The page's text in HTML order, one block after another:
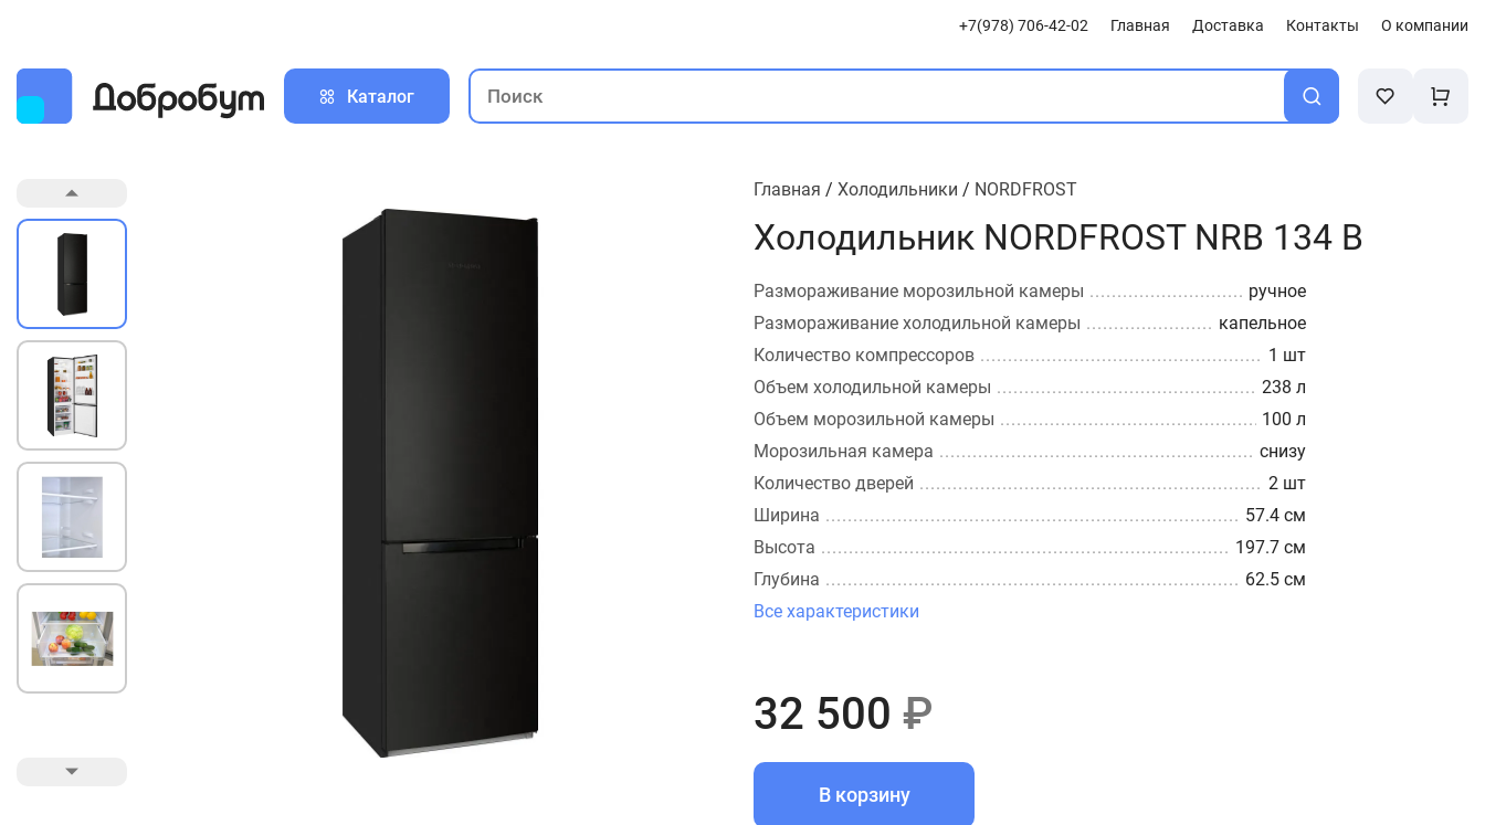
+7(978) 706-42-02 Главная Доставка Контакты О компании
Каталог
Главная / Холодильники / NORDFROST
Холодильник NORDFROST NRB 134 B
Размораживание морозильной камеры
ручное
Размораживание холодильной камеры
капельное
Количество компрессоров
1 шт
Объем холодильной камеры
238 л
Объем морозильной камеры
100 л
Морозильная камера
снизу
Количество дверей
2 шт
Ширина
57.4 см
Высота
197.7 см
Глубина
62.5 см
Все характеристики
32 500 ₽
В корзину